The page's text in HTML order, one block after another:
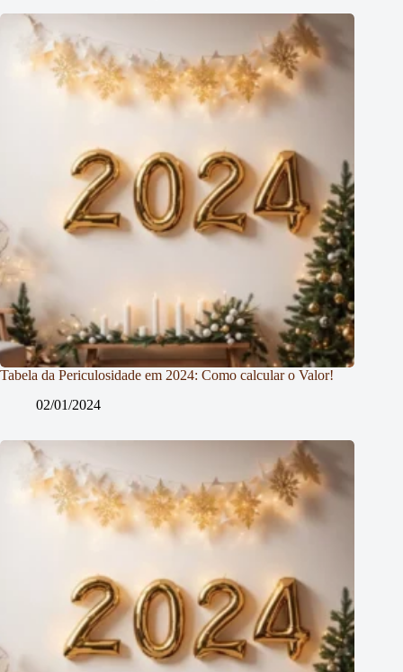
Tabela da Periculosidade em 2024: Como calcular o Valor!
02/01/2024